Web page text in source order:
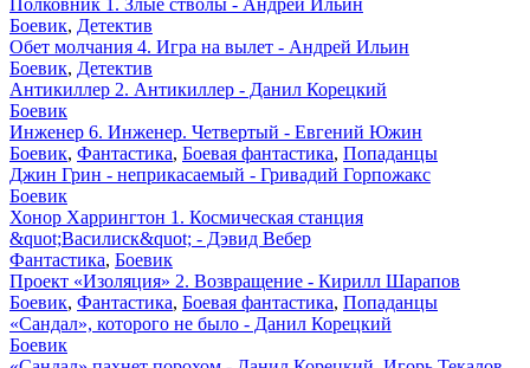
Полковник 1. Злые стволы - Андрей Ильин
Боевик, Детектив
Обет молчания 4. Игра на вылет - Андрей Ильин
Боевик, Детектив
Антикиллер 2. Антикиллер - Данил Корецкий
Боевик
Инженер 6. Инженер. Четвертый - Евгений Южин
Боевик, Фантастика, Боевая фантастика, Попаданцы
Джин Грин - неприкасаемый - Гривадий Горпожакс
Боевик
Хонор Харрингтон 1. Космическая станция
&quot;Василиск&quot; - Дэвид Вебер
Фантастика, Боевик
Проект «Изоляция» 2. Возвращение - Кирилл Шарапов
Боевик, Фантастика, Боевая фантастика, Попаданцы
«Сандал», которого не было - Данил Корецкий
Боевик